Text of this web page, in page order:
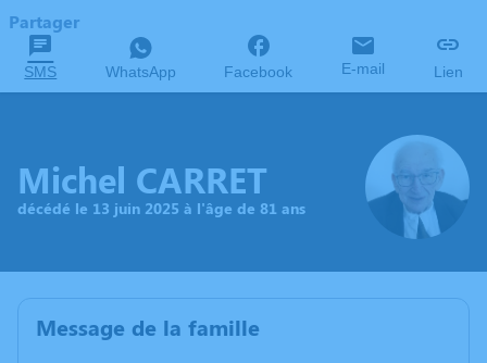
Partager
SMS WhatsApp Facebook E-mail Lien
Michel CARRET
décédé le 13 juin 2025 à l'âge de 81 ans
Message de la famille